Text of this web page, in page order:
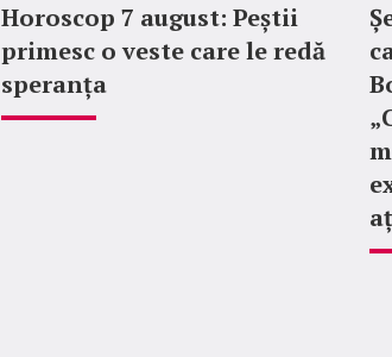
Horoscop 7 august: Peștii
primesc o veste care le redă
speranța